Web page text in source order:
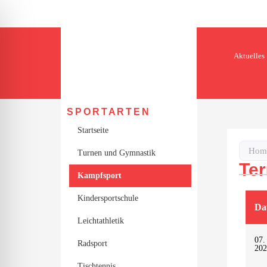
Aktuelles
SPORTARTEN
Startseite
Turnen und Gymnastik
Kampfsport
Kindersportschule
Leichtathletik
Radsport
07.
Modus